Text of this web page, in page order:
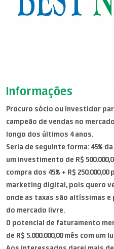
Informações
Procuro sócio ou investidor
campeão de vendas no
longo dos últimos 4 anos.
Seria de seguinte forma: 45%
um investimento de R$
compra dos 45% + R$
marketing digital, pois quero
onde as taxas são altíssimas
do mercado livre.
O potencial de faturamento
de R$ 5.000.000,00 mês com um